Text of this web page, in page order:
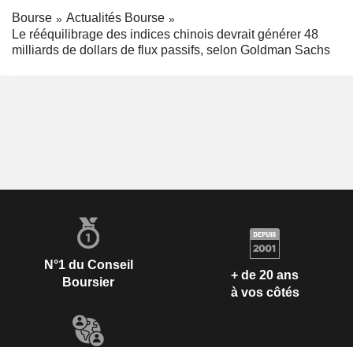
Bourse
Actualités Bourse
Le rééquilibrage des indices chinois devrait générer 48
milliards de dollars de flux passifs, selon Goldman Sachs
N°1 du Conseil
Boursier
+ de 20 ans
à vos côtés